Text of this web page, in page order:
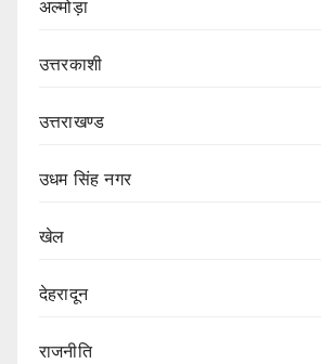
अल्मोड़ा
उत्तरकाशी
उत्तराखण्ड
उधम सिंह नगर
खेल
देहरादून
राजनीति